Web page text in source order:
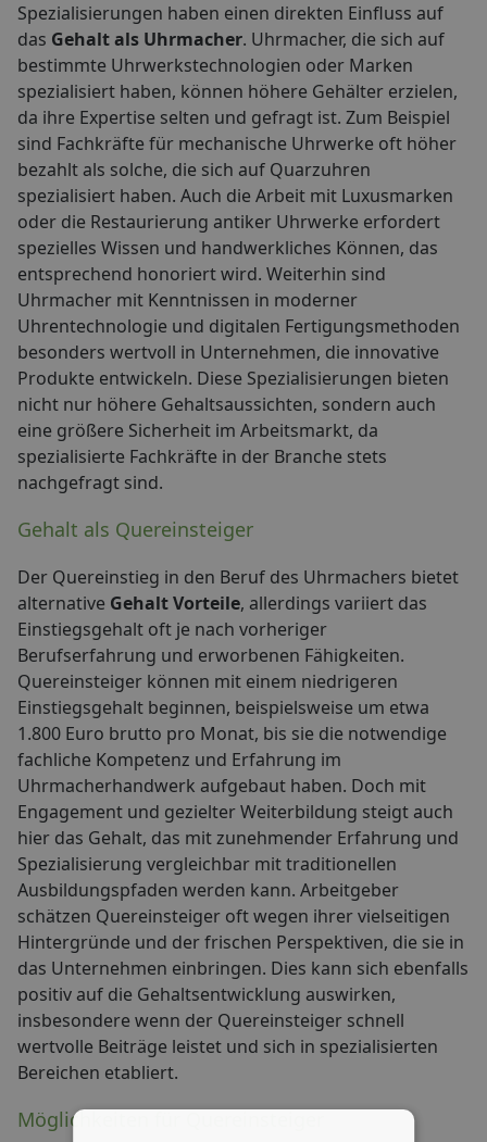
Spezialisierungen haben einen direkten Einfluss auf
das Gehalt als Uhrmacher. Uhrmacher, die sich auf
bestimmte Uhrwerkstechnologien oder Marken
spezialisiert haben, können höhere Gehälter erzielen,
da ihre Expertise selten und gefragt ist. Zum Beispiel
sind Fachkräfte für mechanische Uhrwerke oft höher
bezahlt als solche, die sich auf Quarzuhren
spezialisiert haben. Auch die Arbeit mit Luxusmarken
oder die Restaurierung antiker Uhrwerke erfordert
spezielles Wissen und handwerkliches Können, das
entsprechend honoriert wird. Weiterhin sind
Uhrmacher mit Kenntnissen in moderner
Uhrentechnologie und digitalen Fertigungsmethoden
besonders wertvoll in Unternehmen, die innovative
Produkte entwickeln. Diese Spezialisierungen bieten
nicht nur höhere Gehaltsaussichten, sondern auch
eine größere Sicherheit im Arbeitsmarkt, da
spezialisierte Fachkräfte in der Branche stets
nachgefragt sind.
Gehalt als Quereinsteiger
Der Quereinstieg in den Beruf des Uhrmachers bietet
alternative Gehalt Vorteile, allerdings variiert das
Einstiegsgehalt oft je nach vorheriger
Berufserfahrung und erworbenen Fähigkeiten.
Quereinsteiger können mit einem niedrigeren
Einstiegsgehalt beginnen, beispielsweise um etwa
1.800 Euro brutto pro Monat, bis sie die notwendige
fachliche Kompetenz und Erfahrung im
Uhrmacherhandwerk aufgebaut haben. Doch mit
Engagement und gezielter Weiterbildung steigt auch
hier das Gehalt, das mit zunehmender Erfahrung und
Spezialisierung vergleichbar mit traditionellen
Ausbildungspfaden werden kann. Arbeitgeber
schätzen Quereinsteiger oft wegen ihrer vielseitigen
Hintergründe und der frischen Perspektiven, die sie in
das Unternehmen einbringen. Dies kann sich ebenfalls
positiv auf die Gehaltsentwicklung auswirken,
insbesondere wenn der Quereinsteiger schnell
wertvolle Beiträge leistet und sich in spezialisierten
Bereichen etabliert.
Möglichkeiten für Quereinsteiger